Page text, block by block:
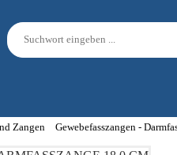
Zangen Gewebefasszangen -